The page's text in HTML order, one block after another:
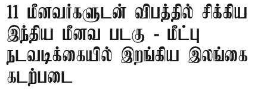
11 மீனவர்களுடன் விபத்தில் சிக்கிய
இந்திய மீனவ படகு - மீட்பு
நடவடிக்கையில் இறங்கிய இலங்கை
கடற்படை